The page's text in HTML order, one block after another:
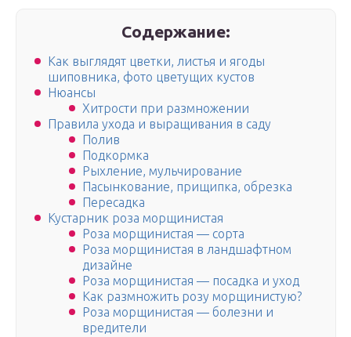
Содержание:
Как выглядят цветки, листья и ягоды
шиповника, фото цветущих кустов
Нюансы
Хитрости при размножении
Правила ухода и выращивания в саду
Полив
Подкормка
Рыхление, мульчирование
Пасынкование, прищипка, обрезка
Пересадка
Кустарник роза морщинистая
Роза морщинистая — сорта
Роза морщинистая в ландшафтном
дизайне
Роза морщинистая — посадка и уход
Как размножить розу морщинистую?
Роза морщинистая — болезни и
вредители